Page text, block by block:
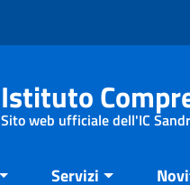
Istituto
Sito web ufficiale dell'IC
Servizi